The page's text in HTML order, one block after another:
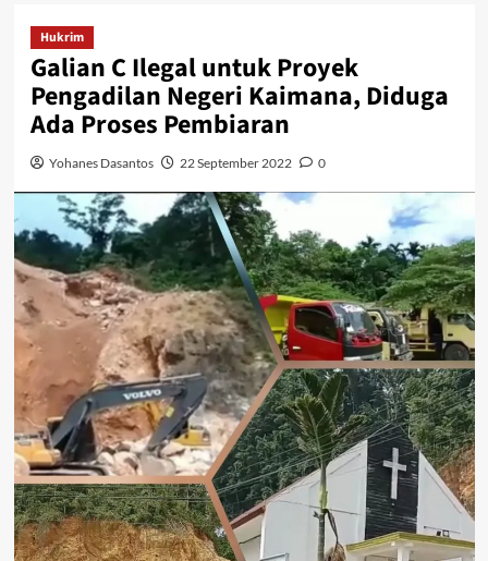
Hukrim
Galian C Ilegal untuk Proyek
Pengadilan Negeri Kaimana, Diduga
Ada Proses Pembiaran
Yohanes Dasantos 22 September 2022 0